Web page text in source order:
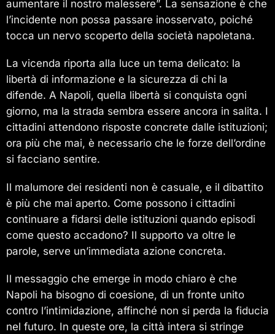
aumentare il nostro malessere”. La sensazione è che
l’incidente non possa passare inosservato, poiché
tocca un nervo scoperto della società napoletana.
La vicenda riporta alla luce un tema delicato: la
libertà di informazione e la sicurezza di chi la
difende. A Napoli, quella libertà si conquista ogni
giorno, ma la strada sembra essere ancora in salita. I
cittadini attendono risposte concrete dalle istituzioni;
ora più che mai, è necessario che le forze dell’ordine
si facciano sentire.
Il malumore dei residenti non è casuale, e il dibattito
è più che mai aperto. Come possono i cittadini
continuare a fidarsi delle istituzioni quando episodi
come questo accadono? Il supporto va oltre le
parole, serve un’immediata azione concreta.
Il messaggio che emerge in modo chiaro è che
Napoli ha bisogno di coesione, di un fronte unito
contro l’intimidazione, affinché non si perda la fiducia
nel futuro. In queste ore, la città intera si stringe